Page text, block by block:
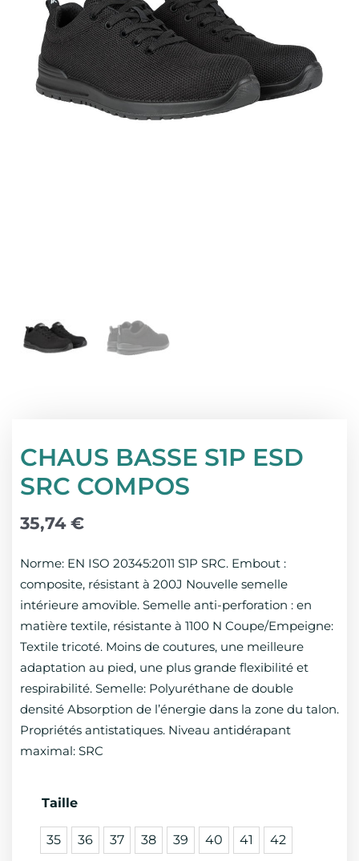
CHAUS BASSE S1P ESD
SRC COMPOS
35,74 €
Norme: EN ISO 20345:2011 S1P SRC. Embout :
composite, résistant à 200J Nouvelle semelle
intérieure amovible. Semelle anti-perforation : en
matière textile, résistante à 1100 N Coupe/Empeigne:
Textile tricoté. Moins de coutures, une meilleure
adaptation au pied, une plus grande flexibilité et
respirabilité. Semelle: Polyuréthane de double
densité Absorption de l’énergie dans la zone du talon.
Propriétés antistatiques. Niveau antidérapant
maximal: SRC
Taille
35 36 37 38 39 40 41 42
quantité
CHAUS